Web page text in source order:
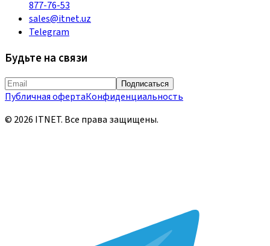
877-76-53
sales@itnet.uz
Telegram
Будьте на связи
Подписаться
Публичная офертаКонфиденциальность
© 2026 ITNET. Все права защищены.